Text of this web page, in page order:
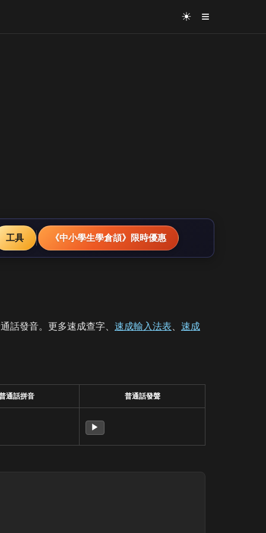
☀ ≡
工具 《中小學生學倉頡》限時優惠
話發音。更多速成查字、 速成輸入法表、 速成
通話拼音 普通話發聲
▶